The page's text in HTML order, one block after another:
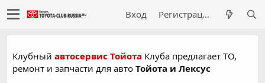
Вход Регистрация
Клубный автосервис Тойота Клуба предлагает ТО,
ремонт и запчасти для авто Тойота и Лексус